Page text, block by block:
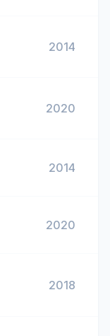
2014
2020
2014
2020
2018